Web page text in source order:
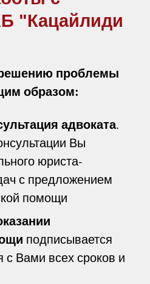
"Кацайлиди
проблемы
образом:
адвоката.
Вы
юриста-
с предложением
помощи
подписывается
с Вами всех сроков и